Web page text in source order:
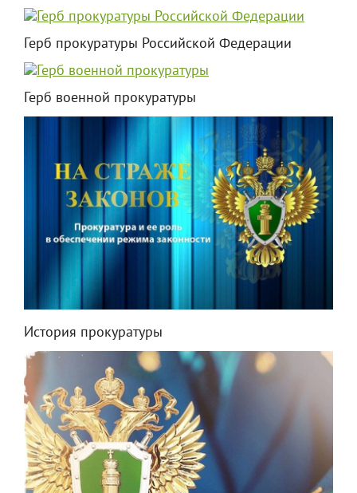
Герб прокуратуры Российской Федерации
Герб военной прокуратуры
История прокуратуры